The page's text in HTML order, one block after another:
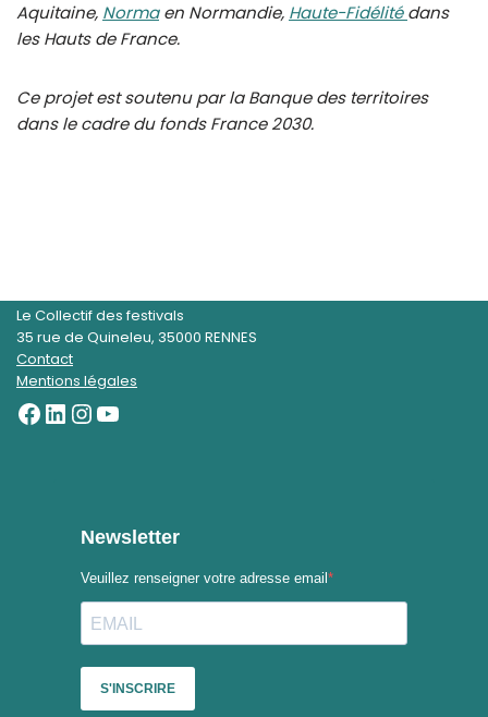
Aquitaine, Normaen Normandie, Haute-Fidélitédans
les Hauts de France.
Ce projet est soutenu par la Banque des territoires
dans le cadre du fonds France 2030.
Le Collectif des festivals
35 rue de Quineleu, 35000 RENNES
Contact
Mentions légales